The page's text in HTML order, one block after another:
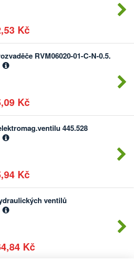
Kč
RVM06020-01-C-N-0.5.
Kč
Počet
kusů
445.528
Kč
Počet
kusů
ventilů
Kč
Počet
kusů